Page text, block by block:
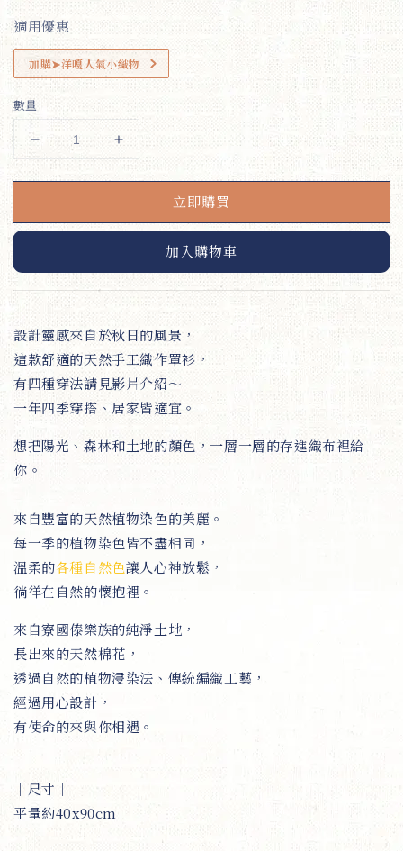
適用優惠
加購➤洋嘎人氣小織物
數量
立即購買
加入購物車
設計靈感來自於秋日的風景，
這款舒適的天然手工織作罩衫，
有四種穿法請見影片介紹～
一年四季穿搭、居家皆適宜。
想把陽光、森林和土地的顏色，一層一層的存進織布裡給
你。
來自豐富的天然植物染色的美麗。
每一季的植物染色皆不盡相同，
溫柔的各種自然色讓人心神放鬆，
徜徉在自然的懷抱裡。
來自寮國傣樂族的純淨土地，
長出來的天然棉花，
透過自然的植物浸染法、傳統編織工藝，
經過用心設計，
有使命的來與你相遇。
│尺寸│
平量約40x90cm